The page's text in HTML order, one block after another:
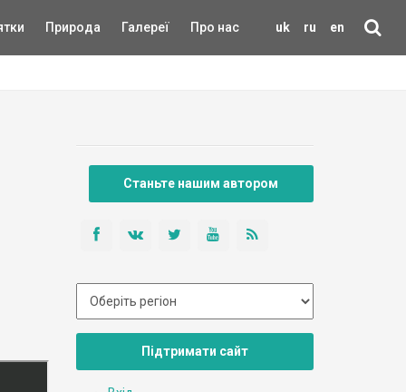
uk ru en
Природа Галереї Про нас
Станьте нашим автором
Підтримати сайт